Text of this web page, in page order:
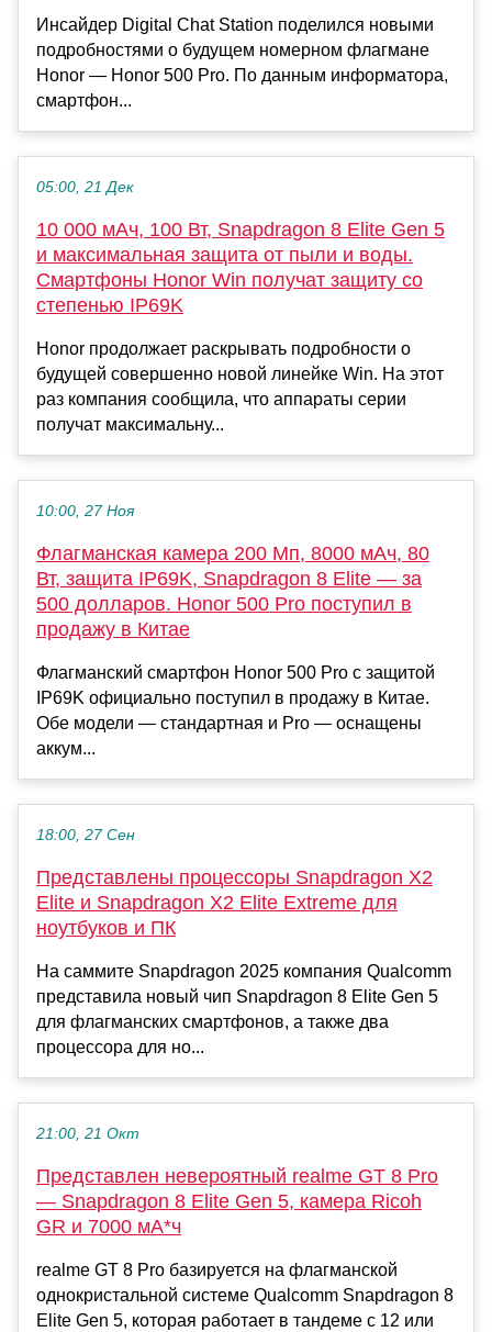
Инсайдер Digital Chat Station поделился новыми
подробностями о будущем номерном флагмане
Honor — Honor 500 Pro. По данным информатора,
смартфон...
05:00, 21 Дек
10 000 мАч, 100 Вт, Snapdragon 8 Elite Gen 5
и максимальная защита от пыли и воды.
Смартфоны Honor Win получат защиту со
степенью IP69K
Honor продолжает раскрывать подробности о
будущей совершенно новой линейке Win. На этот
раз компания сообщила, что аппараты серии
получат максимальну...
10:00, 27 Ноя
Флагманская камера 200 Мп, 8000 мАч, 80
Вт, защита IP69K, Snapdragon 8 Elite — за
500 долларов. Honor 500 Pro поступил в
продажу в Китае
Флагманский смартфон Honor 500 Pro с защитой
IP69K официально поступил в продажу в Китае.
Обе модели — стандартная и Pro — оснащены
аккум...
18:00, 27 Сен
Представлены процессоры Snapdragon X2
Elite и Snapdragon X2 Elite Extreme для
ноутбуков и ПК
На саммите Snapdragon 2025 компания Qualcomm
представила новый чип Snapdragon 8 Elite Gen 5
для флагманских смартфонов, а также два
процессора для но...
21:00, 21 Окт
Представлен невероятный realme GT 8 Pro
— Snapdragon 8 Elite Gen 5, камера Ricoh
GR и 7000 мА*ч
realme GT 8 Pro базируется на флагманской
однокристальной системе Qualcomm Snapdragon 8
Elite Gen 5, которая работает в тандеме с 12 или